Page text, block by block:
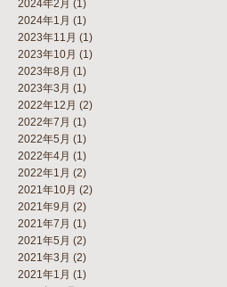
2024年2月 (1)
2024年1月 (1)
2023年11月 (1)
2023年10月 (1)
2023年8月 (1)
2023年3月 (1)
2022年12月 (2)
2022年7月 (1)
2022年5月 (1)
2022年4月 (1)
2022年1月 (2)
2021年10月 (2)
2021年9月 (2)
2021年7月 (1)
2021年5月 (2)
2021年3月 (2)
2021年1月 (1)